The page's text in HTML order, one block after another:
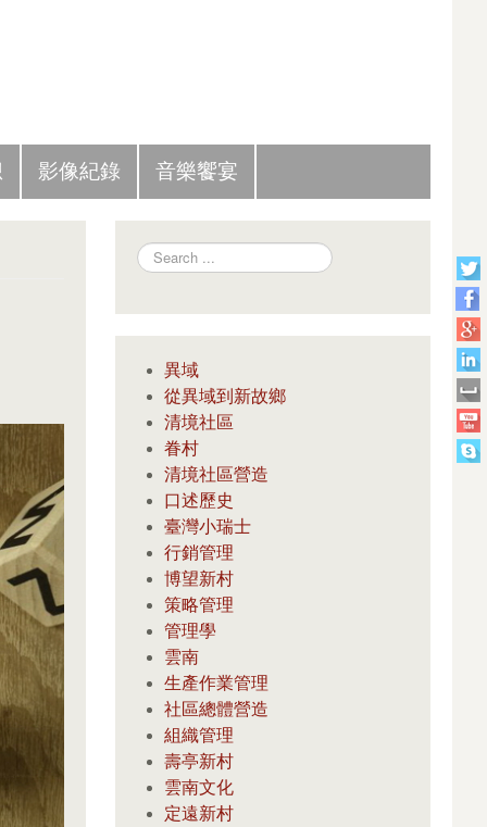
影像紀錄 音樂饗宴
Search
異域
從異域到新故鄉
清境社區
眷村
清境社區營造
口述歷史
臺灣小瑞士
行銷管理
博望新村
策略管理
管理學
雲南
生產作業管理
社區總體營造
組織管理
壽亭新村
雲南文化
定遠新村